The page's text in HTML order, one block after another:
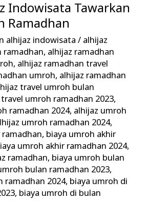
Indowisata Tawarkan
Ramadhan
alhijaz indowisata/ alhijaz
ramadhan, alhijaz ramadhan
, alhijaz ramadhan travel
umroh, alhijaz ramadhan
travel umroh bulan
umroh ramadhan 2023,
ramadhan 2024, alhijaz umroh
umroh ramadhan 2024,
, biaya umroh akhir
umroh akhir ramadhan 2024,
ramadhan, biaya umroh bulan
bulan ramadhan 2023,
ramadhan 2024, biaya umroh di
, biaya umroh di bulan